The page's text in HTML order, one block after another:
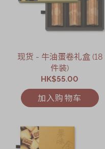
现货 - 牛油蛋卷礼盒 (18
件装)
HK$55.00
加入购物车